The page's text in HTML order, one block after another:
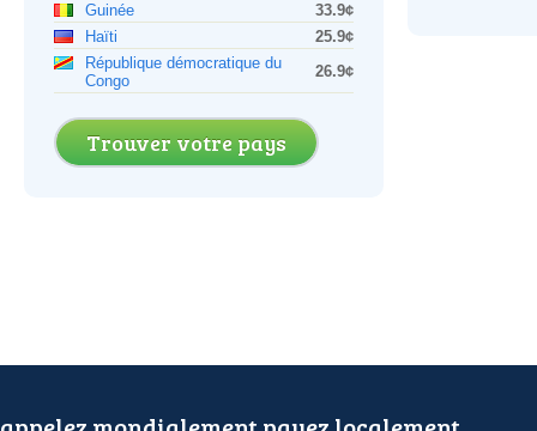
Guinée
33.9¢
Haïti
25.9¢
République démocratique du
Congo
26.9¢
Trouver votre pays